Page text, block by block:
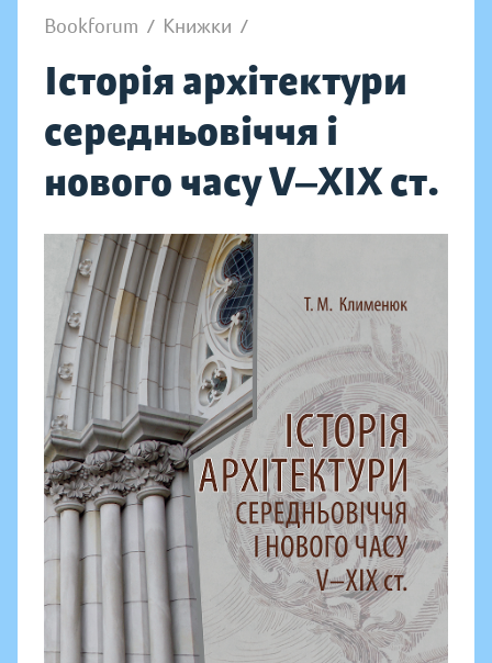
Bookforum / Книжки /
Історія архітектури
середньовіччя і
нового часу V‒XIX ст.